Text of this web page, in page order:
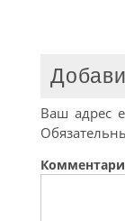
Ваш адрес